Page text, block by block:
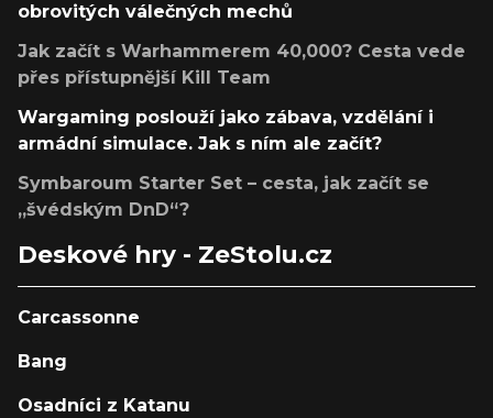
obrovitých válečných mechů
Jak začít s Warhammerem 40,000? Cesta vede
přes přístupnější Kill Team
Wargaming poslouží jako zábava, vzdělání i
armádní simulace. Jak s ním ale začít?
Symbaroum Starter Set – cesta, jak začít se
„švédským DnD“?
Deskové hry - ZeStolu.cz
Carcassonne
Bang
Osadníci z Katanu